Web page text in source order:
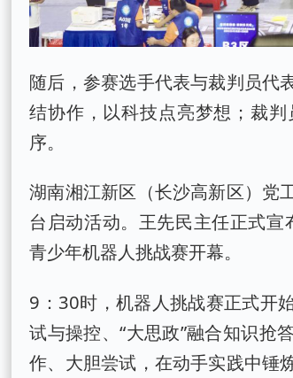
随后，参赛选手代表与裁判员代
结协作，以科技点亮梦想；裁
序。
湖南湘江新区（长沙高新区）党
台启动活动。王先民主任正式宣
青少年机器人挑战赛开幕。
9：30时，机器人挑战赛正式开
试与操控、“大思政”融合知识抢
作、大胆尝试，在动手实践中锤